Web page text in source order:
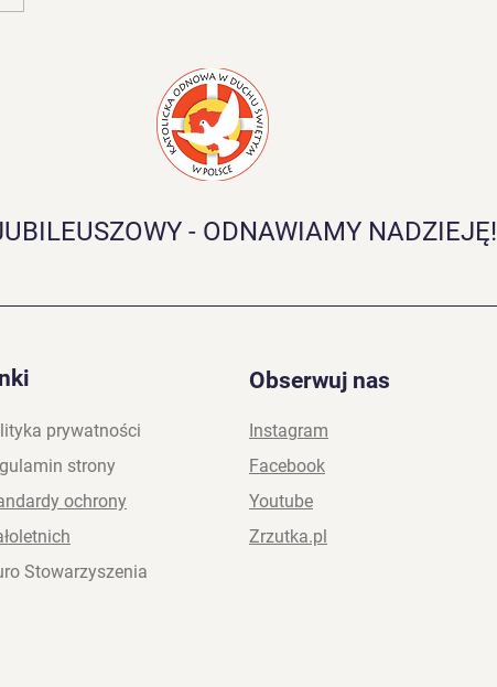
- ODNAWIAMY NADZIEJĘ!
prywatności
strony
ochrony
Stowarzyszenia
Obserwuj nas
Instagram
Facebook
Youtube
Zrzutka.pl